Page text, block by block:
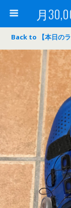
Back to 【本日の